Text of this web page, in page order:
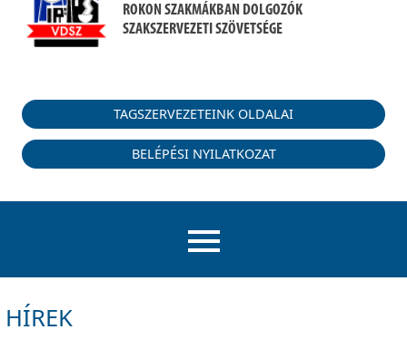
ROKON SZAKMÁKBAN DOLGOZÓK
SZAKSZERVEZETI SZÖVETSÉGE
TAGSZERVEZETEINK OLDALAI
BELÉPÉSI NYILATKOZAT
HÍREK